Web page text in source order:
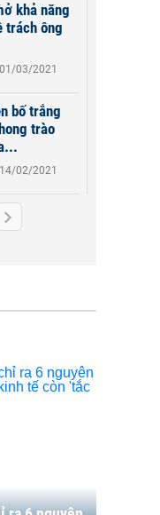
khả năng
trách ông
03/2021
bố trắng
trào
02/2021